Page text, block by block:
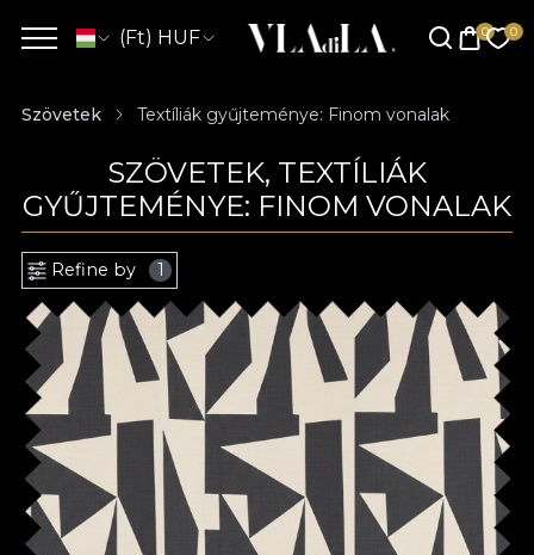
(Ft) HUF
Szövetek Textíliák gyűjteménye: Finom vonalak
SZÖVETEK, TEXTÍLIÁK
GYŰJTEMÉNYE: FINOM VONALAK
Refine by 1